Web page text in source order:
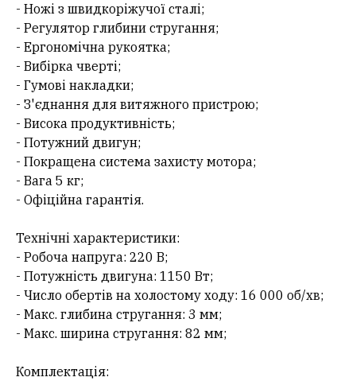
- Ножі з швидкоріжучої сталі;
- Регулятор глибини стругання;
- Ергономічна рукоятка;
- Вибірка чверті;
- Гумові накладки;
- З'єднання для витяжного пристрою;
- Висока продуктивність;
- Потужний двигун;
- Покращена система захисту мотора;
- Вага 5 кг;
- Офіційна гарантія.
Технічні характеристики:
- Робоча напруга: 220 В;
- Потужність двигуна: 1150 Вт;
- Число обертів на холостому ходу: 16 000 об/хв;
- Макс. глибина стругання: 3 мм;
- Макс. ширина стругання: 82 мм;
Комплектація: